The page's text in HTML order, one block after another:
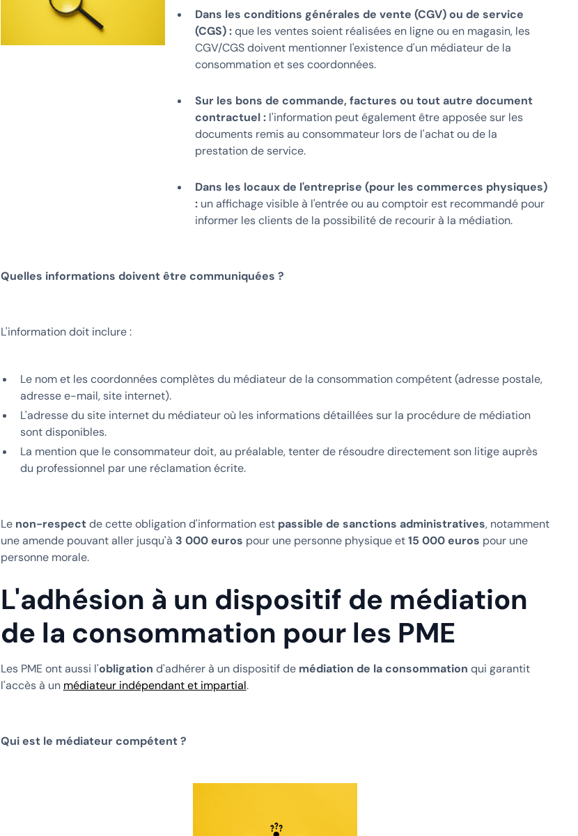
Dans les conditions générales de vente (CGV) ou de service
(CGS) :que les ventes soient réalisées en ligne ou en magasin, les
CGV/CGS doivent mentionner l'existence d'un médiateur de la
consommation et ses coordonnées.
Sur les bons de commande, factures ou tout autre document
contractuel :l'information peut également être apposée sur les
documents remis au consommateur lors de l'achat ou de la
prestation de service.
Dans les locaux de l'entreprise (pour les commerces physiques)
:un affichage visible à l'entrée ou au comptoir est recommandé pour
informer les clients de la possibilité de recourir à la médiation.
Quelles informations doivent être communiquées ?
L'information doit inclure :
Le nom et les coordonnées complètes du médiateur de la consommation compétent (adresse postale,
adresse e-mail, site internet).
L'adresse du site internet du médiateur où les informations détaillées sur la procédure de médiation
sont disponibles.
La mention que le consommateur doit, au préalable, tenter de résoudre directement son litige auprès
du professionnel par une réclamation écrite.
Le non-respectde cette obligation d'information est passible de sanctions administratives, notamment
une amende pouvant aller jusqu'à 3 000 euros pour une personne physique et15 000 euros pour une
personne morale.
L'adhésion à un dispositif de médiation
de la consommation pour les PME
Les PME ont aussi l'obligation d'adhérer à un dispositif de médiation de la consommation qui garantit
l'accès à un médiateur indépendant et impartial.
Qui est le médiateur compétent ?